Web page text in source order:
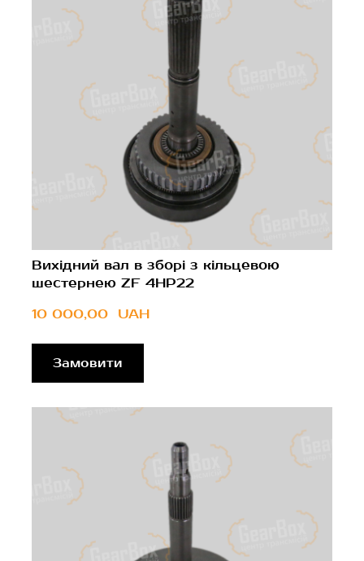
Вихідний вал в зборі з кільцевою
шестернею ZF 4HP22
10 000,00  UAH
Замовити